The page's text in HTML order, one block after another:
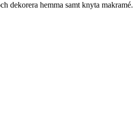
dekorera hemma samt knyta makramé.